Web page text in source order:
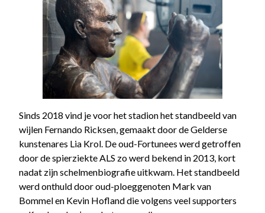
Sinds 2018 vind je voor het stadion het standbeeld van
wijlen Fernando Ricksen, gemaakt door de Gelderse
kunstenares Lia Krol. De oud-Fortunees werd getroffen
door de spierziekte ALS zo werd bekend in 2013, kort
nadat zijn schelmenbiografie uitkwam. Het standbeeld
werd onthuld door oud-ploeggenoten Mark van
Bommel en Kevin Hofland die volgens veel supporters